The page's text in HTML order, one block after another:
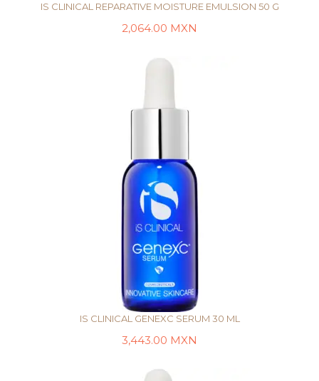
IS CLINICAL REPARATIVE MOISTURE EMULSION 50 G
2,064.00 MXN
IS CLINICAL GENEXC SERUM 30 ML
3,443.00 MXN